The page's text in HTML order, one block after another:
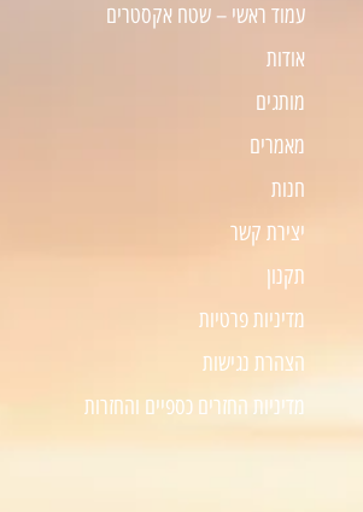
עמוד ראשי – שטח אקסטרים
אודות
מותגים
מאמרים
חנות
יצירת קשר
תקנון
מדיניות פרטיות
הצהרת נגישות
מדיניות החזרים כספיים והחזרות